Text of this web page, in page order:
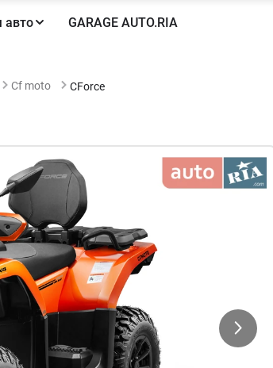
авто GARAGE AUTO.RIA
Cf moto CForce